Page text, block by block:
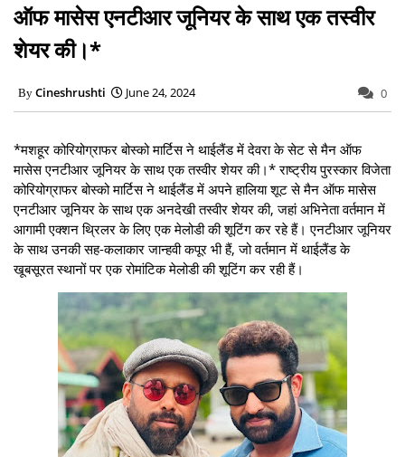
ऑफ मासेस एनटीआर जूनियर के साथ एक तस्वीर
शेयर की।*
Cineshrushti June 24, 2024 0
*मशहूर कोरियोग्राफर बोस्को मार्टिस ने थाईलैंड में देवरा के सेट से मैन ऑफ
मासेस एनटीआर जूनियर के साथ एक तस्वीर शेयर की।* राष्ट्रीय पुरस्कार विजेता
कोरियोग्राफर बोस्को मार्टिस ने थाईलैंड में अपने हालिया शूट से मैन ऑफ मासेस
एनटीआर जूनियर के साथ एक अनदेखी तस्वीर शेयर की, जहां अभिनेता वर्तमान में
आगामी एक्शन थ्रिलर के लिए एक मेलोडी की शूटिंग कर रहे हैं। एनटीआर जूनियर
के साथ उनकी सह-कलाकार जान्हवी कपूर भी हैं, जो वर्तमान में थाईलैंड के
खूबसूरत स्थानों पर एक रोमांटिक मेलोडी की शूटिंग कर रही हैं।